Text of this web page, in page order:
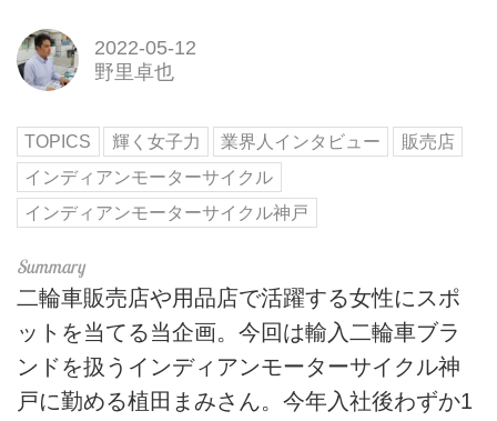
2022-05-12
野里卓也
TOPICS 輝く女子力 業界人インタビュー
販売店
インディアンモーターサイクル
インディアンモーターサイクル神戸
二輪車販売店や用品店で活躍する女性にスポ
ットを当てる当企画。今回は輸入二輪車ブラ
ンドを扱うインディアンモーターサイクル神
戸に勤める植田まみさん。今年入社後わずか1